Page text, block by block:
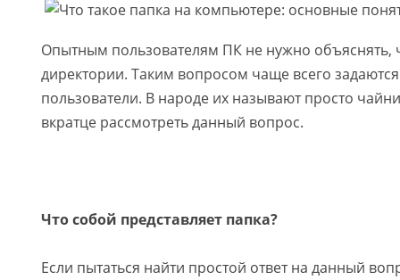
Опытным пользователям ПК не нужно объяснять,
директории. Таким вопросом чаще всего
пользователи. В народе их называют просто
вкратце рассмотреть данный вопрос.
Что собой представляет папка?
Если пытаться найти простой ответ на данный